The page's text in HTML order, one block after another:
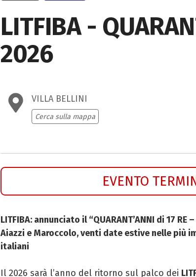
LITFIBA -
2026
VILLA BELLINI
Cerca sulla mappa
EVENTO
LITFIBA: annunciato il “QUARANT’ANNI di 17 RE
Aiazzi e Maroccolo, venti date estive nelle più
italiani
Il 2026 sarà l’anno del ritorno sul palco dei